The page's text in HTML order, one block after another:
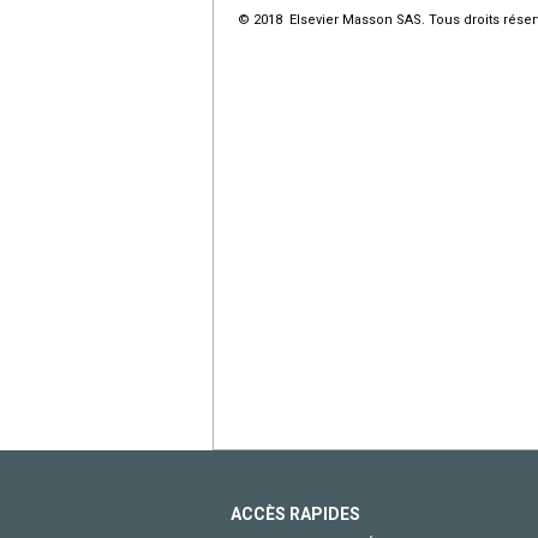
© 2018 Elsevier Masson SAS. Tous droits
ACCÈS RAPIDES